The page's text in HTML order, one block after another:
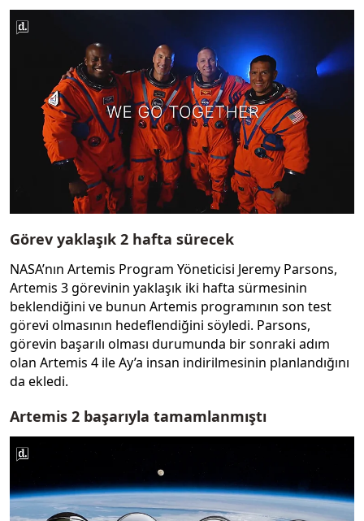
Görev yaklaşık 2 hafta sürecek
NASA’nın Artemis Program Yöneticisi Jeremy Parsons,
Artemis 3 görevinin yaklaşık iki hafta sürmesinin
beklendiğini ve bunun Artemis programının son test
görevi olmasının hedeflendiğini söyledi. Parsons,
görevin başarılı olması durumunda bir sonraki adım
olan Artemis 4 ile Ay’a insan indirilmesinin planlandığını
da ekledi.
Artemis 2 başarıyla tamamlanmıştı